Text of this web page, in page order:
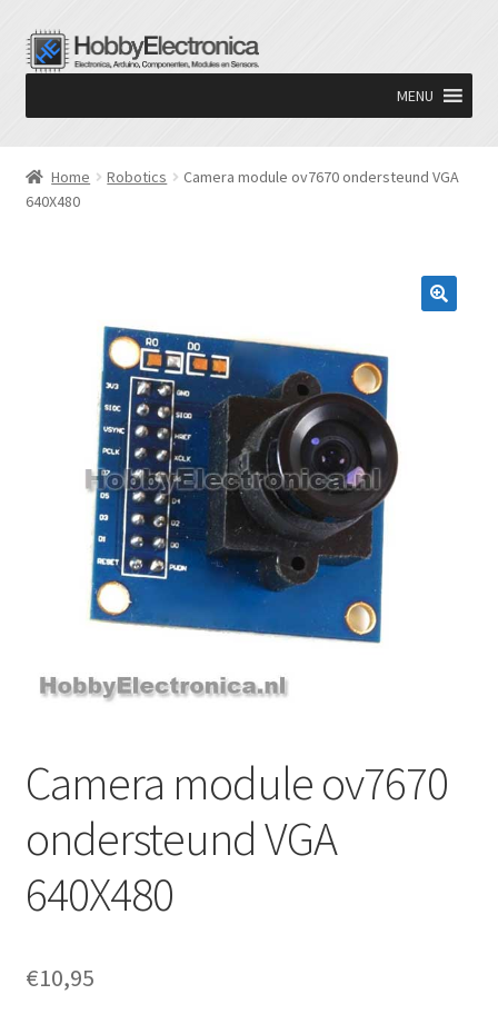
Ga
door
navigatie
Ga
naar
inhoud
MENU
Home Robotics
Camera module ov7670 ondersteund VGA
640X480
Camera module ov7670
ondersteund VGA
640X480
€10,95